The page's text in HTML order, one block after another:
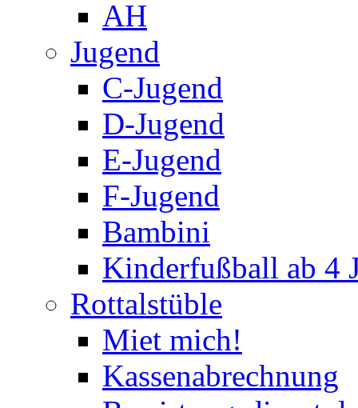
AH
Jugend
C-Jugend
D-Jugend
E-Jugend
F-Jugend
Bambini
Kinderfußball ab 4
Rottalstüble
Miet mich!
Kassenabrechnung